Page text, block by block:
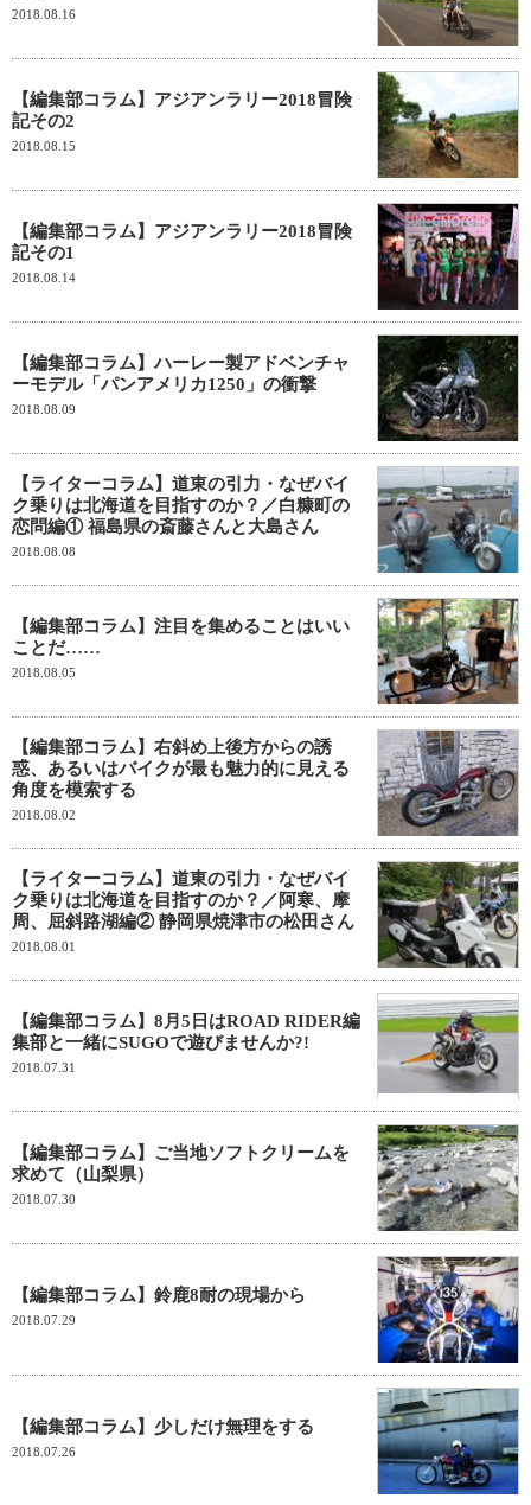
2018.08.16
【編集部コラム】アジアンラリー2018冒険
記その2
2018.08.15
【編集部コラム】アジアンラリー2018冒険
記その1
2018.08.14
【編集部コラム】ハーレー製アドベンチャ
ーモデル「パンアメリカ1250」の衝撃
2018.08.09
【ライターコラム】道東の引力・なぜバイ
ク乗りは北海道を目指すのか？／白糠町の
恋問編① 福島県の斎藤さんと大島さん
2018.08.08
【編集部コラム】注目を集めることはいい
ことだ……
2018.08.05
【編集部コラム】右斜め上後方からの誘
惑、あるいはバイクが最も魅力的に見える
角度を模索する
2018.08.02
【ライターコラム】道東の引力・なぜバイ
ク乗りは北海道を目指すのか？／阿寒、摩
周、屈斜路湖編② 静岡県焼津市の松田さん
2018.08.01
【編集部コラム】8月5日はROAD RIDER編
集部と一緒にSUGOで遊びませんか?!
2018.07.31
【編集部コラム】ご当地ソフトクリームを
求めて（山梨県）
2018.07.30
【編集部コラム】鈴鹿8耐の現場から
2018.07.29
【編集部コラム】少しだけ無理をする
2018.07.26